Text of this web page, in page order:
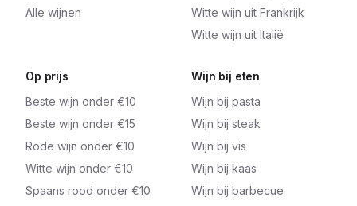
Alle wijnen
Witte wijn uit Frankrijk
Witte wijn uit Italië
Op prijs
Beste wijn onder €10
Beste wijn onder €15
Rode wijn onder €10
Witte wijn onder €10
Spaans rood onder €10
Wijn bij eten
Wijn bij pasta
Wijn bij steak
Wijn bij vis
Wijn bij kaas
Wijn bij barbecue